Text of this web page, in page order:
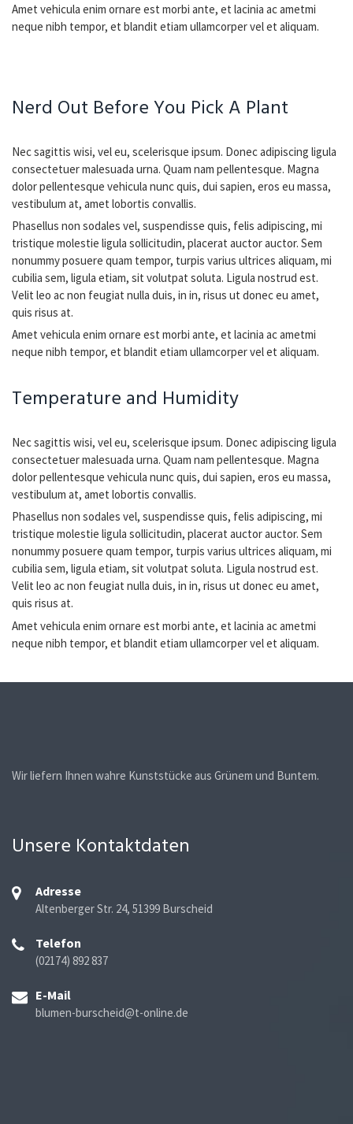
Amet vehicula enim ornare est morbi ante, et lacinia ac ametmi
neque nibh tempor, et blandit etiam ullamcorper vel et aliquam.
Nerd Out Before You Pick A Plant
Nec sagittis wisi, vel eu, scelerisque ipsum. Donec adipiscing ligula
consectetuer malesuada urna. Quam nam pellentesque. Magna
dolor pellentesque vehicula nunc quis, dui sapien, eros eu massa,
vestibulum at, amet lobortis convallis.
Phasellus non sodales vel, suspendisse quis, felis adipiscing, mi
tristique molestie ligula sollicitudin, placerat auctor auctor. Sem
nonummy posuere quam tempor, turpis varius ultrices aliquam, mi
cubilia sem, ligula etiam, sit volutpat soluta. Ligula nostrud est.
Velit leo ac non feugiat nulla duis, in in, risus ut donec eu amet,
quis risus at.
Amet vehicula enim ornare est morbi ante, et lacinia ac ametmi
neque nibh tempor, et blandit etiam ullamcorper vel et aliquam.
Temperature and Humidity
Nec sagittis wisi, vel eu, scelerisque ipsum. Donec adipiscing ligula
consectetuer malesuada urna. Quam nam pellentesque. Magna
dolor pellentesque vehicula nunc quis, dui sapien, eros eu massa,
vestibulum at, amet lobortis convallis.
Phasellus non sodales vel, suspendisse quis, felis adipiscing, mi
tristique molestie ligula sollicitudin, placerat auctor auctor. Sem
nonummy posuere quam tempor, turpis varius ultrices aliquam, mi
cubilia sem, ligula etiam, sit volutpat soluta. Ligula nostrud est.
Velit leo ac non feugiat nulla duis, in in, risus ut donec eu amet,
quis risus at.
Amet vehicula enim ornare est morbi ante, et lacinia ac ametmi
neque nibh tempor, et blandit etiam ullamcorper vel et aliquam.
Wir liefern Ihnen wahre Kunststücke aus Grünem und Buntem.
Unsere Kontaktdaten
Adresse
Altenberger Str. 24, 51399 Burscheid
Telefon
(02174) 892 837
E-Mail
blumen-burscheid@t-online.de